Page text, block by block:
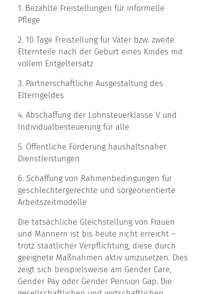
1. Bezahlte Freistellungen für informelle
Pflege
2. 10 Tage Freistellung für Väter bzw. zweite
Elternteile nach der Geburt eines Kindes mit
vollem Entgeltersatz
3. Partnerschaftliche Ausgestaltung des
Elterngeldes
4. Abschaffung der Lohnsteuerklasse V und
Individualbesteuerung für alle
5. Öffentliche Förderung haushaltsnaher
Dienstleistungen
6. Schaffung von Rahmenbedingungen für
geschlechtergerechte und sorgeorientierte
Arbeitszeitmodelle
Die tatsächliche Gleichstellung von Frauen
und Männern ist bis heute nicht erreicht –
trotz staatlicher Verpflichtung, diese durch
geeignete Maßnahmen aktiv umzusetzen. Dies
zeigt sich beispielsweise am Gender Care,
Gender Pay oder Gender Pension Gap. Die